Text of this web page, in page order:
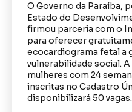
O Governo da Paraíba,
Estado do
firmou parceria com o
para oferecer
ecocardiograma fetal a
vulnerabilidade social.
mulheres com 24
inscritas no Cadastro
disponibilizará 50 vagas.